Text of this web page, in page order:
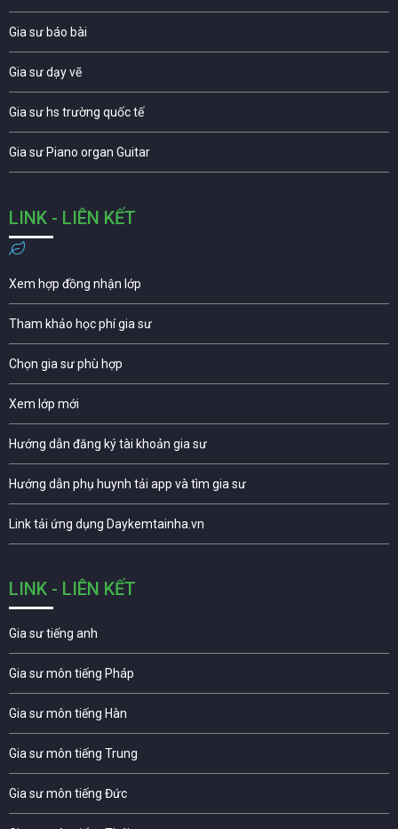
Gia sư báo bài
Gia sư dạy vẽ
Gia sư hs trường quốc tế
Gia sư Piano organ Guitar
LINK - LIÊN KẾT
Xem hợp đồng nhận lớp
Tham khảo học phí gia sư
Chọn gia sư phù hợp
Xem lớp mới
Hướng dẫn đăng ký tài khoản gia sư
Hướng dẫn phụ huynh tải app và tìm gia sư
Link tải ứng dụng Daykemtainha.vn
LINK - LIÊN KẾT
Gia sư tiếng anh
Gia sư môn tiếng Pháp
Gia sư môn tiếng Hàn
Gia sư môn tiếng Trung
Gia sư môn tiếng Đức